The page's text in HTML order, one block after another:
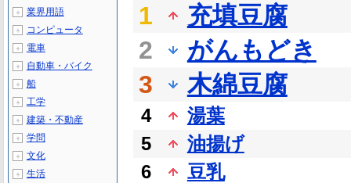
1
充填豆腐
2
がんもどき
3
木綿豆腐
4
湯葉
5
油揚げ
6
豆乳
＋ 業界用語
＋ コンピュータ
＋ 電車
＋ 自動車・バイク
＋ 船
＋ 工学
＋ 建築・不動産
＋ 学問
＋ 文化
＋ 生活